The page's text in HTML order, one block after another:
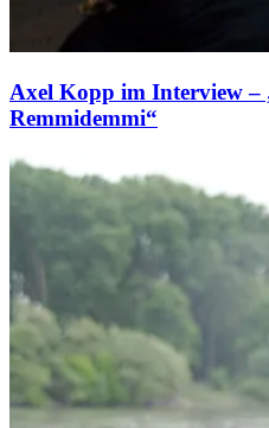
Axel Kopp im Interview –
Remmidemmi“